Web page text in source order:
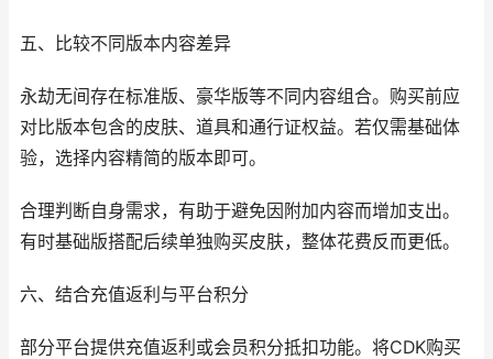
五、比较不同版本内容差异
永劫无间存在标准版、豪华版等不同内容组合。购买前应
对比版本包含的皮肤、道具和通行证权益。若仅需基础体
验，选择内容精简的版本即可。
合理判断自身需求，有助于避免因附加内容而增加支出。
有时基础版搭配后续单独购买皮肤，整体花费反而更低。
六、结合充值返利与平台积分
部分平台提供充值返利或会员积分抵扣功能。将CDK购买